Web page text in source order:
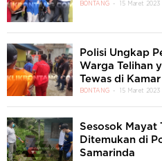
BONTANG 15 Maret 2023
Polisi Ungkap
Warga Telihan
Tewas di Kamar
BONTANG 15 Maret 2023
Sesosok Mayat
Ditemukan di
Samarinda